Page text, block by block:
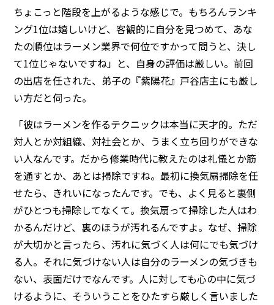
ちょこっと階段を上がるような感じで。もちろんランキ
ング1位は嬉しいけど、客観的に自分を見つめて、あな
たの順位はラーメン業界で何位ですかって問うと、決し
て1位じゃないですね」と、自身の評価は厳しい。前回
の出店を任された、弟子の『紫陽花』戸谷店主にも厳し
い方だと伺った。
「彼はラーメンを作るテクニックは本当に天才的。ただ
対人とか対組織、対社会とか、うまく立ち回りができな
い人なんです。だから修業時代に教えたのは礼儀とか筋
を通すとか、あとは掃除ですね。最初に換気扇掃除を任
せたら、きれいになったんです。でも、よく見ると裏側
がひとつも掃除してなくて。換気扇って掃除した人はわ
かるんだけど、裏のほうが汚れるんですよ。なぜ、掃除
が大切かと言ったら、汚れに気づく人は何にでも気づけ
る人。それに気づけない人は自分のラーメンの気づきも
ない、表面だけでなんです。人に対しても心の中に気づ
けるように、そういうことをひたすら厳しく言いました